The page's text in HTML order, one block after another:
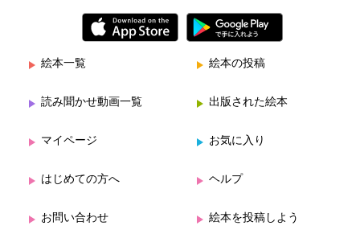
絵本一覧 絵本の投稿
読み聞かせ動画一覧 出版された絵本
マイページ お気に入り
はじめての方へ ヘルプ
お問い合わせ 絵本を投稿しよう